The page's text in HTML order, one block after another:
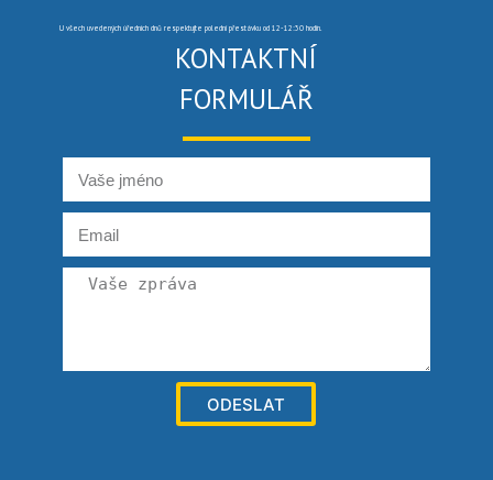
U všech uvedených úředních dnů respektujte polední přestávku od 12-12:30 hodin.
KONTAKTNÍ
FORMULÁŘ
ODESLAT